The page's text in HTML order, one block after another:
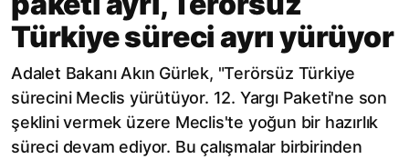
Türkiye süreci ayrı yürüyor
Adalet Bakanı Akın Gürlek, "Terörsüz Türkiye
sürecini Meclis yürütüyor. 12. Yargı Paketi'ne son
şeklini vermek üzere Meclis'te yoğun bir hazırlık
süreci devam ediyor. Bu çalışmalar birbirinden